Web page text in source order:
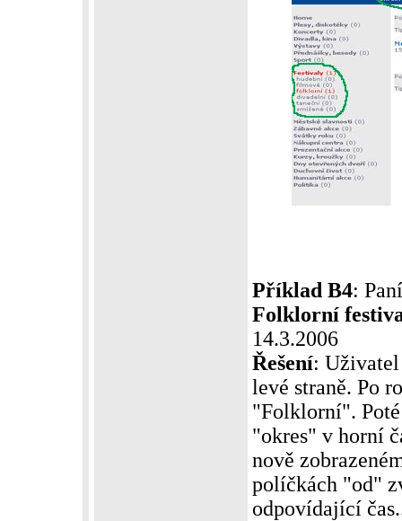
Příklad B4:
Folklorní
14.3.2006
Řešení:
levé straně. Po
"Folklorní".
"okres" v horní
nově
políčkách "od"
odpovídající